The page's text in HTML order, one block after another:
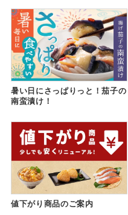
暑い日にさっぱりっと！茄子の
南蛮漬け！
値下がり商品のご案内